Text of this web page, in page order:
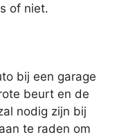
of niet.
bij een garage
beurt en de
nodig zijn bij
te raden om